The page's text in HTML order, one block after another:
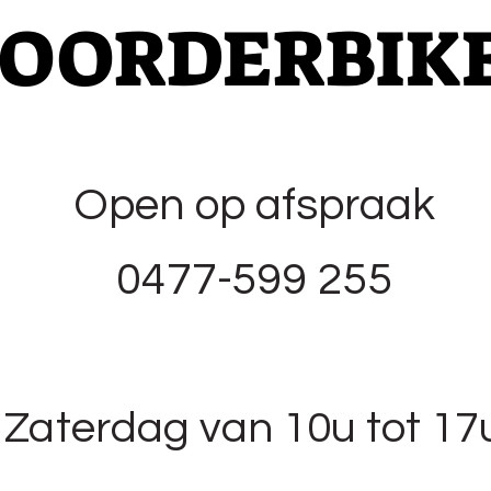
Open op afspraak
0477-599 255
Zaterdag van 10u tot